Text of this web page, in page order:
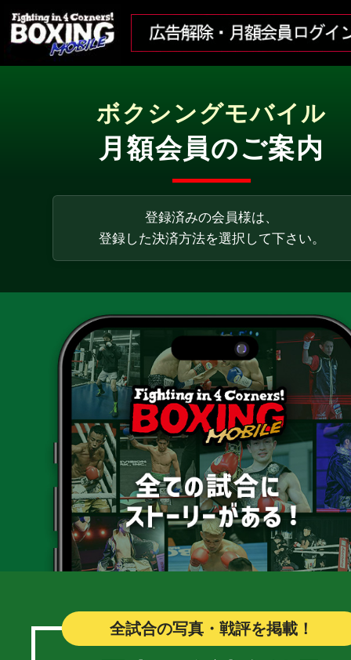
ボクシングモバイル
月額会員のご案内
登録済みの会員様は、
登録した決済方法を選択して下さい。
全試合の写真・戦評を掲載！